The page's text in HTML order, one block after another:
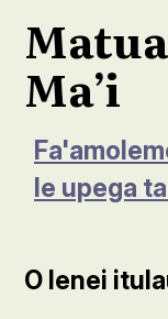
Ma’i
le upega
O lenei